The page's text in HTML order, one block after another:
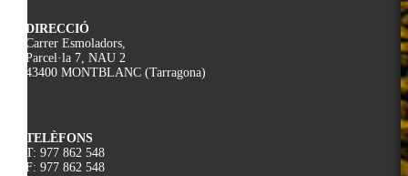
DIRECCIÓ
Carrer Esmoladors,
Parcel·la 7, NAU 2
43400 MONTBLANC (Tarragona)
TELÈFONS
T: 977 862 548
F: 977 862 548